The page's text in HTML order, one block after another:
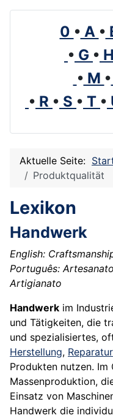
0 • A •
• G • H
• M •
• R • S • T •
Aktuelle Seite:
Produktqualität
Lexikon
Handwerk
English:
Português:
Artigianato
Handwerk im
und Tätigkeiten, die
und spezialisiertes,
Herstellung, Reparatur
Produkten nutzen. Im
Massenproduktion,
Einsatz von
Handwerk die